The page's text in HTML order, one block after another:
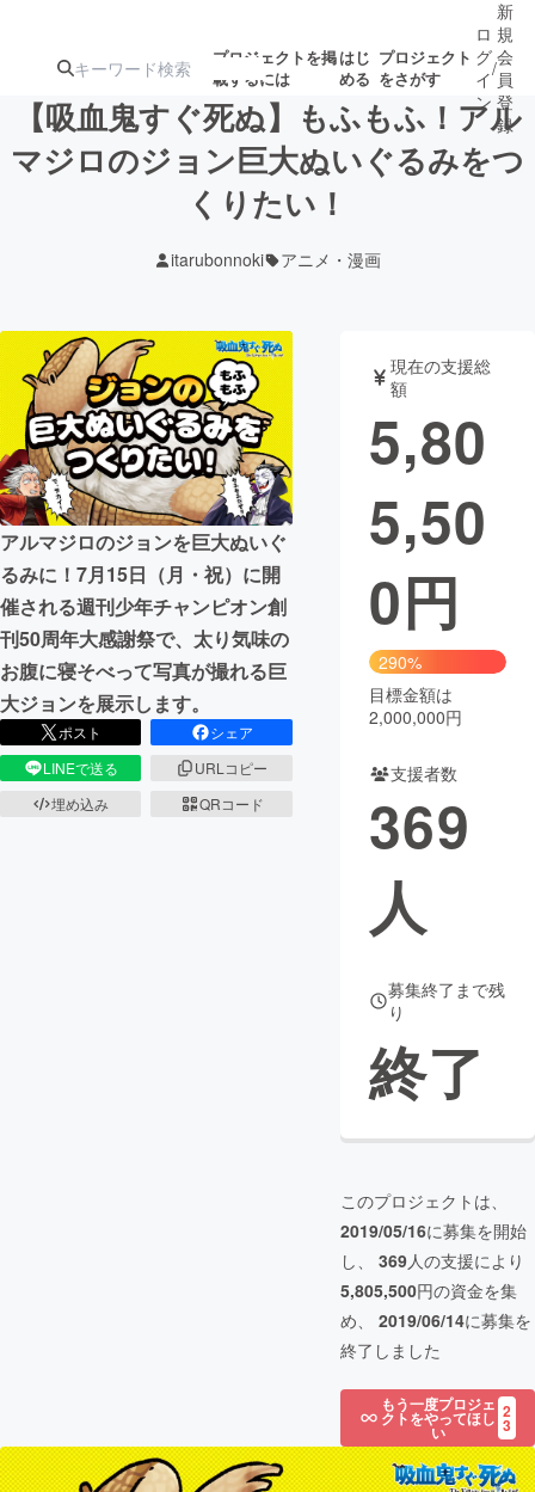
プロジェクトを掲
載するには
はじ
める
プロジェクト
をさがす
注目の新着プロ
ジェクト
募集終了が近いプ
テクノロジー・ガジェット
映像・映画 書籍・雑誌
ビジネス・起業 チャレンジ
まちづくり・地域活性化
CAMPFIRE for Social Good
CAMPFIRE Creation
CAMPFIREふるさと納税
コミュニティ
ロ
グ
イ
ン
/
新
規
会
員
登
録
【吸血鬼すぐ死ぬ】もふもふ！アル
マジロのジョン巨大ぬいぐるみをつ
くりたい！
itarubonnoki アニメ・漫画
アルマジロのジョンを巨大ぬいぐ
るみに！7月15日（月・祝）に開
催される週刊少年チャンピオン創
刊50周年大感謝祭で、太り気味の
お腹に寝そべって写真が撮れる巨
大ジョンを展示します。
ポスト
シェア
LINEで送る
URLコピー
埋め込み
QRコード
現在の支援総
額
5,80
5,50
0円
290%
目標金額は
2,000,000円
支援者数
369
人
募集終了まで残
り
終了
このプロジェクトは、
2019/05/16に募集を開始
し、 369人の支援により
5,805,500円の資金を集
め、 2019/06/14に募集を
終了しました
もう一度プロジェ
クトをやってほし
い
2
3